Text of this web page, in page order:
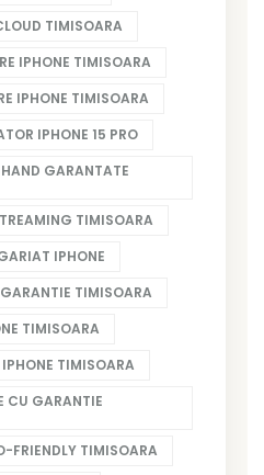
TIMISOARA
IPHONE TIMISOARA
IPHONE TIMISOARA
IPHONE 15 PRO
GARANTATE
TIMISOARA
IPHONE
TIMISOARA
TIMISOARA
TIMISOARA
CU GARANTIE
FRIENDLY TIMISOARA